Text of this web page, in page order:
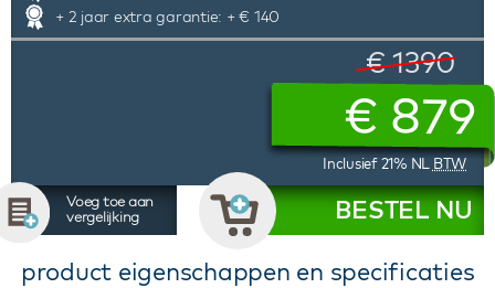
+ 2 jaar extra garantie: + € 140
€ 1390
€ 879
Inclusief 21% NL BTW
Voeg toe aan
vergelijking
BESTEL NU
product eigenschappen en specificaties